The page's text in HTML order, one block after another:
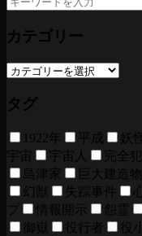
カテゴリー
タグ
1922年 平成 妖
宇宙
宇宙人 完全
島津家
巨大建造物
幻獣
失踪事件
プ
情報開示 怨霊
御嶽
役行者 役